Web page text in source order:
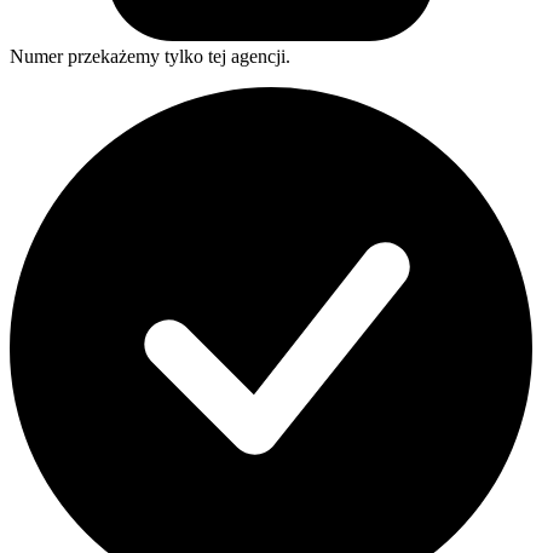
Numer przekażemy tylko tej agencji.